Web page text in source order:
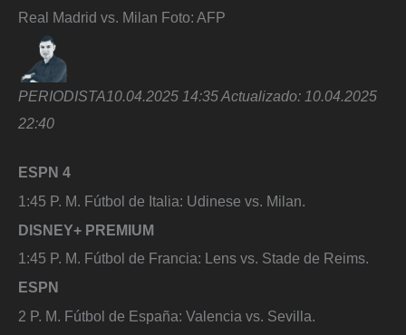
Real Madrid vs. Milan Foto: AFP
PERIODISTA10.04.2025 14:35Actualizado: 10.04.2025
22:40
ESPN 4
1:45 P. M. Fútbol de Italia: Udinese vs. Milan.
DISNEY+ PREMIUM
1:45 P. M. Fútbol de Francia: Lens vs. Stade de Reims.
ESPN
2 P. M. Fútbol de España: Valencia vs. Sevilla.